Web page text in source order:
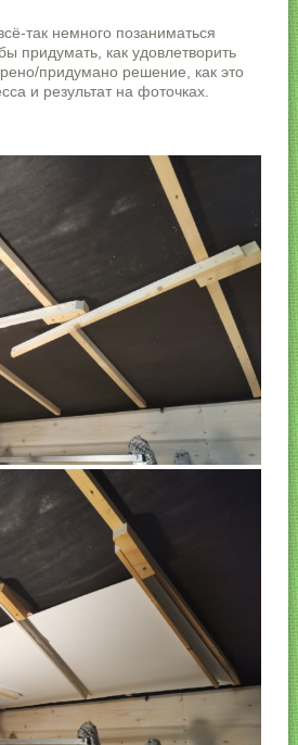
так немного позаниматься
придумать, как удовлетворить
придумано решение, как это
и результат на фоточках.